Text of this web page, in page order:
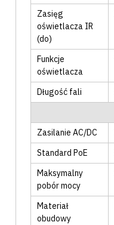
Zasięg
oświetlacza IR
(do)
Funkcje
oświetlacza
Długość fali
Zasilanie AC/DC
Standard PoE
Maksymalny
pobór mocy
Materiał
obudowy